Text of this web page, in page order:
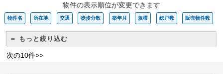
物件の表示順位が変更できます
物件名 所在地 交通 徒歩分数 築年月 規模 総戸数 販売物件数
＝ もっと絞り込む
次の10件>>